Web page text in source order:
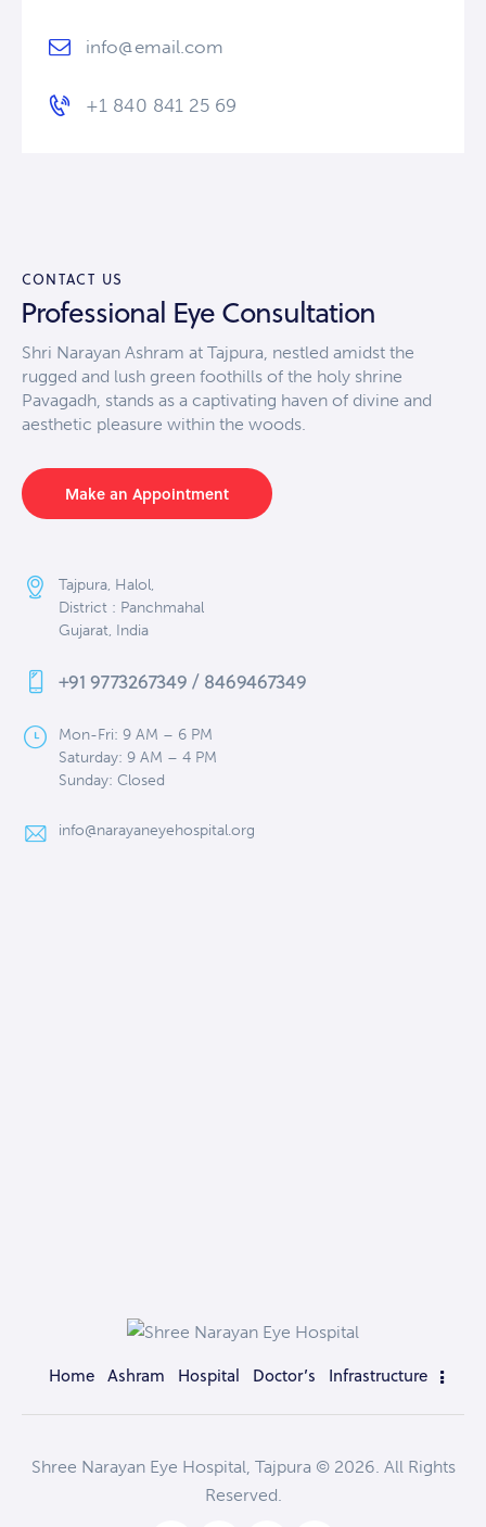
info@email.com
+1 840 841 25 69
CONTACT US
Professional Eye Consultation
Shri Narayan Ashram at Tajpura, nestled amidst the
rugged and lush green foothills of the holy shrine
Pavagadh, stands as a captivating haven of divine and
aesthetic pleasure within the woods.
Make an Appointment
Tajpura, Halol,
District : Panchmahal
Gujarat, India
+91 9773267349 / 8469467349
Mon-Fri: 9 AM – 6 PM
Saturday: 9 AM – 4 PM
Sunday: Closed
info@narayaneyehospital.org
Home Ashram Hospital Doctor’s Infrastructure
Shree Narayan Eye Hospital, Tajpura © 2026. All Rights
Reserved.